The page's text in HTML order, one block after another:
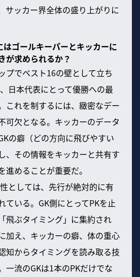
サッカー界全体の盛り上がりに
ゴールキーパーとキッカーに
が求められるか？
プでベスト16の壁として立ち
日本代表にとって優勝への最
これを制するには、緻密なデー
可欠となる。キッカーのデータ
の癖（どの方向に飛びやすい
、その情報をキッカーと共有す
進めることが重要だ。
としては、先行が絶対的に有
ている。GK側にとってPKを止
飛ぶタイミング」に集約され
加え、キッカーの癖、体の重心
知からタイミングを読み取る技
一流のGKは1本のPKだけでな